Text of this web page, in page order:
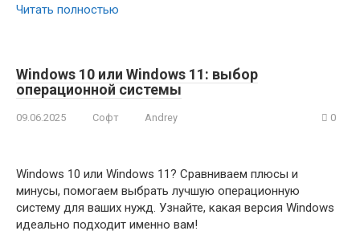
Читать полностью
Windows 10 или Windows 11: выбор
операционной системы
09.06.2025 Софт Andrey 0
Windows 10 или Windows 11? Сравниваем плюсы и
минусы, помогаем выбрать лучшую операционную
систему для ваших нужд. Узнайте, какая версия Windows
идеально подходит именно вам!